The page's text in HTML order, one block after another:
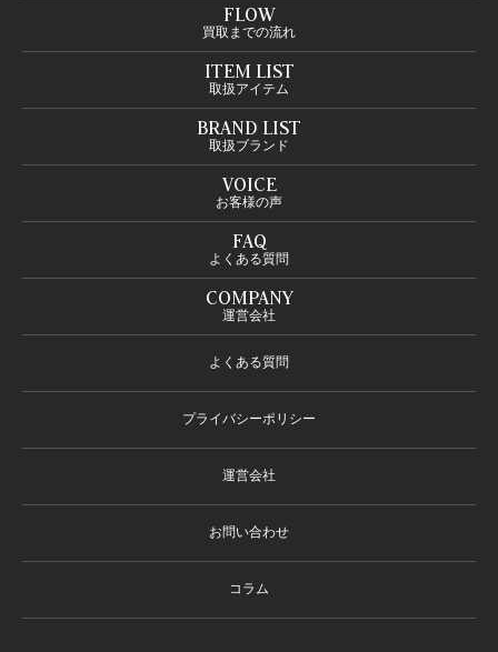
FLOW
買取までの流れ
ITEM LIST
取扱アイテム
BRAND LIST
取扱ブランド
VOICE
お客様の声
FAQ
よくある質問
COMPANY
運営会社
よくある質問
プライバシーポリシー
運営会社
お問い合わせ
コラム